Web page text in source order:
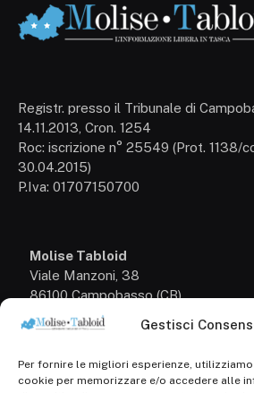
Gestisci
Per fornire le migliori esperienze,
cookie per memorizzare e/o accedere alle
Registr. presso il Tribunale di
14.11.2013, Cron. 1254
Roc: iscrizione n° 25549 (Prot. 1138/
30.04.2015)
P.Iva: 01707150700
Molise Tabloid
Viale Manzoni, 38
86100 Campobasso (CB)
+39 3333169466
Scrivici a: